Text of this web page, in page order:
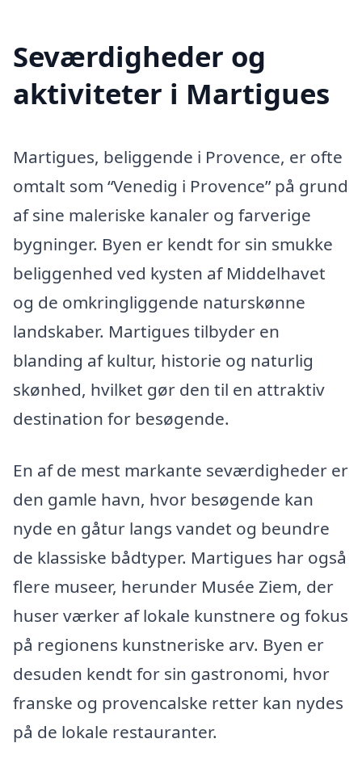
Seværdigheder og
aktiviteter i Martigues
Martigues, beliggende i Provence, er ofte
omtalt som “Venedig i Provence” på grund
af sine maleriske kanaler og farverige
bygninger. Byen er kendt for sin smukke
beliggenhed ved kysten af Middelhavet
og de omkringliggende naturskønne
landskaber. Martigues tilbyder en
blanding af kultur, historie og naturlig
skønhed, hvilket gør den til en attraktiv
destination for besøgende.
En af de mest markante seværdigheder er
den gamle havn, hvor besøgende kan
nyde en gåtur langs vandet og beundre
de klassiske bådtyper. Martigues har også
flere museer, herunder Musée Ziem, der
huser værker af lokale kunstnere og fokus
på regionens kunstneriske arv. Byen er
desuden kendt for sin gastronomi, hvor
franske og provencalske retter kan nydes
på de lokale restauranter.